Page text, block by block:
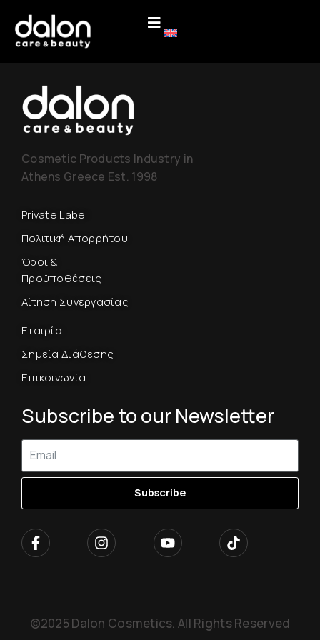
Cosmetic Products Industry in
Athens Greece Est. 1998
Private Label
Πολιτική Απορρήτου
Όροι &
Προϋποθέσεις
Αίτηση Συνεργασίας
Εταιρία
Σημεία Διάθεσης
Επικοινωνία
Subscribe to our Newsletter
Subscribe
©2025 Dalon Cosmetics. All Rights Reserved